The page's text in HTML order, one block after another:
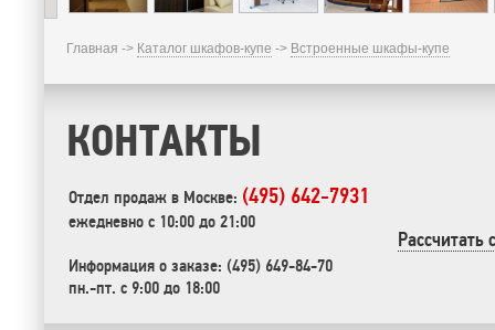
Главная -> Каталог шкафов-купе -> Встроенные шкафы-купе
КОНТАКТЫ
Отдел продаж в Москве: (495) 642-7931
ежедневно с 10:00 до 21:00
Информация о заказе: (495) 649-84-70
пн.-пт. с 9:00 до 18:00